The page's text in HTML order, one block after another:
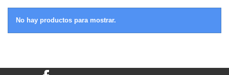
No hay productos para mostrar.